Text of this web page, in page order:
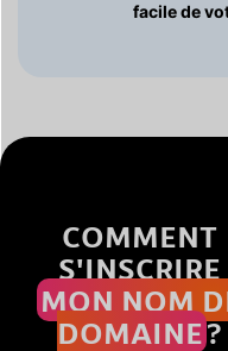
facile de
COMMENT
S'INSCRIRE
MON NOM
DOMAINE?